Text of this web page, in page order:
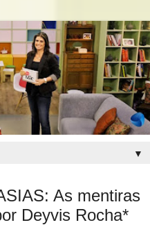
▼
As mentiras
Deyvis Rocha*